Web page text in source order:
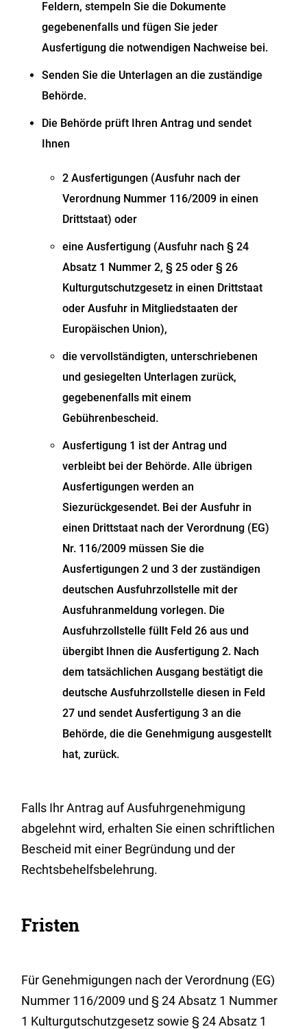
Feldern, stempeln Sie die Dokumente
gegebenenfalls und fügen Sie jeder
Ausfertigung die notwendigen Nachweise bei.
Senden Sie die Unterlagen an die zuständige
Behörde.
Die Behörde prüft Ihren Antrag und sendet
Ihnen
2 Ausfertigungen (Ausfuhr nach der
Verordnung Nummer 116/2009 in einen
Drittstaat) oder
eine Ausfertigung (Ausfuhr nach § 24
Absatz 1 Nummer 2, § 25 oder § 26
Kulturgutschutzgesetz in einen Drittstaat
oder Ausfuhr in Mitgliedstaaten der
Europäischen Union),
die vervollständigten, unterschriebenen
und gesiegelten Unterlagen zurück,
gegebenenfalls mit einem
Gebührenbescheid.
Ausfertigung 1 ist der Antrag und
verbleibt bei der Behörde. Alle übrigen
Ausfertigungen werden an
Siezurückgesendet. Bei der Ausfuhr in
einen Drittstaat nach der Verordnung (EG)
Nr. 116/2009 müssen Sie die
Ausfertigungen 2 und 3 der zuständigen
deutschen Ausfuhrzollstelle mit der
Ausfuhranmeldung vorlegen. Die
Ausfuhrzollstelle füllt Feld 26 aus und
übergibt Ihnen die Ausfertigung 2. Nach
dem tatsächlichen Ausgang bestätigt die
deutsche Ausfuhrzollstelle diesen in Feld
27 und sendet Ausfertigung 3 an die
Behörde, die die Genehmigung ausgestellt
hat, zurück.
Falls Ihr Antrag auf Ausfuhrgenehmigung
abgelehnt wird, erhalten Sie einen schriftlichen
Bescheid mit einer Begründung und der
Rechtsbehelfsbelehrung.
Fristen
Für Genehmigungen nach der Verordnung (EG)
Nummer 116/2009 und § 24 Absatz 1 Nummer
1 Kulturgutschutzgesetz sowie § 24 Absatz 1